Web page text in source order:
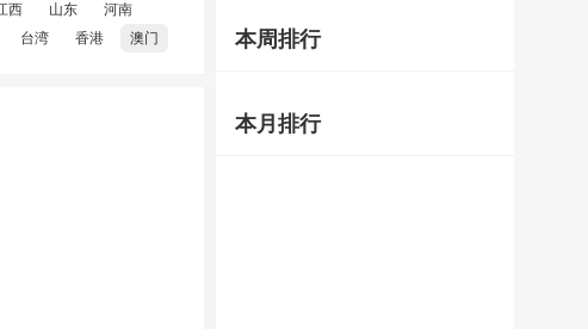
西 山东
河南
台湾 香港 澳门 本周排行
本月排行